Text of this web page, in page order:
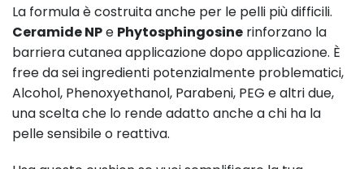
La formula è costruita anche per le pelli più difficili.
Ceramide NPe Phytosphingosine rinforzano la
barriera cutanea applicazione dopo applicazione. È
free da sei ingredienti potenzialmente problematici,
Alcohol, Phenoxyethanol, Parabeni, PEG e altri due,
una scelta che lo rende adatto anche a chi ha la
pelle sensibile o reattiva.